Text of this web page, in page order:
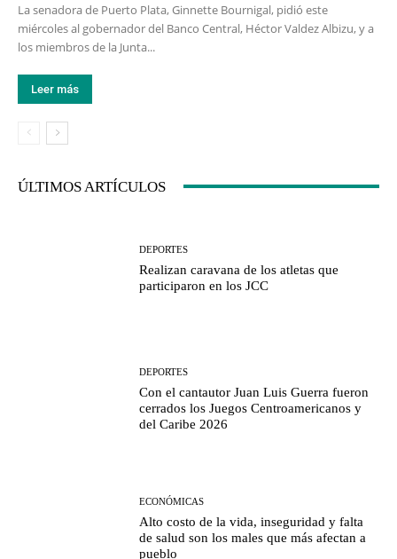
La senadora de Puerto Plata, Ginnette Bournigal, pidió este
miércoles al gobernador del Banco Central, Héctor Valdez Albizu, y a
los miembros de la Junta...
Leer más
ÚLTIMOS ARTÍCULOS
DEPORTES
Realizan caravana de los atletas que
participaron en los JCC
DEPORTES
Con el cantautor Juan Luis Guerra fueron
cerrados los Juegos Centroamericanos y
del Caribe 2026
ECONÓMICAS
Alto costo de la vida, inseguridad y falta
de salud son los males que más afectan a
pueblo